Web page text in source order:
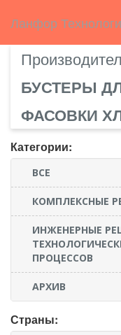
Ланфор
БУСТЕРЫ
ФАСОВКИ
Категории:
ВСЕ
КОМПЛЕКСНЫЕ
ИНЖЕНЕРНЫЕ
ПРОЦЕССОВ
АРХИВ
Страны: